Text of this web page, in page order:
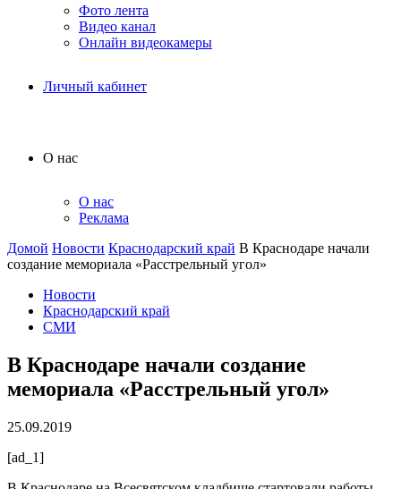
Фото лента
Видео канал
Онлайн видеокамеры
Личный кабинет
О нас
О нас
Реклама
Домой Новости Краснодарский край В Краснодаре начали
создание мемориала «Расстрельный угол»
Новости
Краснодарский край
СМИ
В Краснодаре начали создание
мемориала «Расстрельный угол»
25.09.2019
[ad_1]